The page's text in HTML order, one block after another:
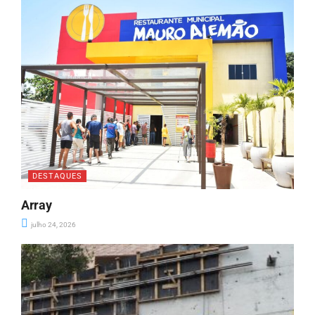
DESTAQUES
Array
julho 24, 2026